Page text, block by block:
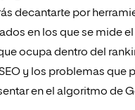
decantarte por
en los que se mide
ocupa dentro del
y los problemas que
en el algoritmo de